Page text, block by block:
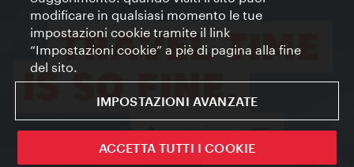
modificare in qualsiasi momento le tue
impostazioni cookie tramite il link
“Impostazioni cookie” a piè di pagina alla fine
del sito.
IMPOSTAZIONI AVANZATE
ACCETTA TUTTI I COOKIE